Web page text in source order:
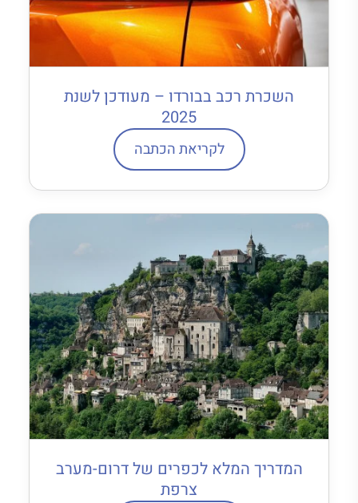
השכרת רכב בבורדו – מעודכן לשנת
2025
לקריאת הכתבה
המדריך המלא לכפרים של דרום-מערב
צרפת